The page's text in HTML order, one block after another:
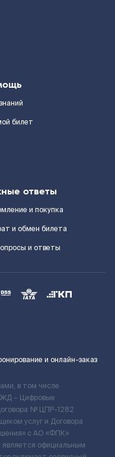
билет
ответы
и покупка
и обмен билета
и ответы
и онлайн-заказ
в том числе
– Цифровые
№ ЦПР-1282
услуг и Договора
c АО «ФПК»
официальным